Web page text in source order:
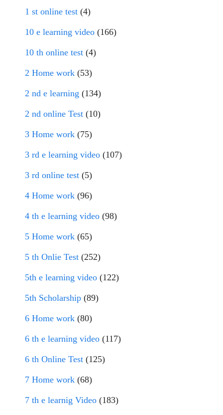
1 st online test (4)
10 e learning video (166)
10 th online test (4)
2 Home work (53)
2 nd e learning (134)
2 nd online Test (10)
3 Home work (75)
3 rd e learning video (107)
3 rd online test (5)
4 Home work (96)
4 th e learning video (98)
5 Home work (65)
5 th Onlie Test (252)
5th e learning video (122)
5th Scholarship (89)
6 Home work (80)
6 th e learning video (117)
6 th Online Test (125)
7 Home work (68)
7 th e learnig Video (183)